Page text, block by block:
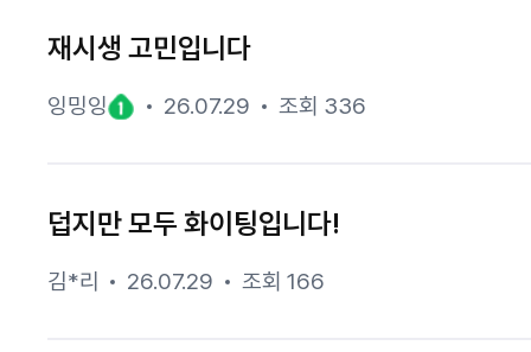
재시생 고민입니다
잉밍잉 26.07.29 조회 336
덥지만 모두 화이팅입니다!
김*리 26.07.29 조회 166